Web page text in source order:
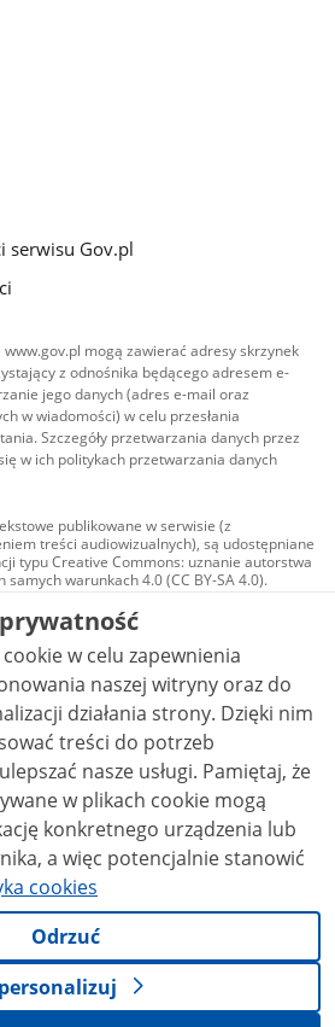
serwisu Gov.pl
mogą zawierać adresy skrzynek
z odnośnika będącego adresem e-
jego danych (adres e-mail oraz
w wiadomości) w celu przesłania
Szczegóły przetwarzania danych przez
w ich politykach przetwarzania danych
publikowane w serwisie (z
treści audiowizualnych), są udostępniane
typu Creative Commons: uznanie autorstwa
samych warunkach 4.0 (CC BY-SA 4.0).
audiowizualne, w tym zdjęcia, materiały
są udostępniane na licencji typu
Commons: uznanie autorstwa użycie
- bez utworów zależnych 4.0 (CC BY-
o ile nie jest to stwierdzone inaczej.
w celu zapewnienia
naszej witryny oraz do
działania strony. Dzięki nim
treści do potrzeb
nasze usługi. Pamiętaj, że
w plikach cookie mogą
konkretnego urządzenia lub
a więc potencjalnie stanowić
cookies
Odrzuć